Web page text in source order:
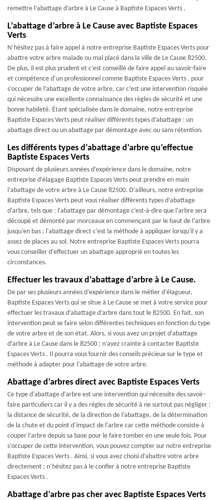
remettre l’abattage d’arbre à Le Cause à Baptiste Espaces Verts .
L’abattage d’arbre à Le Cause avec Baptiste Espaces
Verts
N’hésitez pas à faire appel à notre entreprise Baptiste Espaces Verts pour
abattre votre arbre malade ou mal placé dans la ville de Le Cause 82500.
De plus, il est plus prudent et c’est conseillé de faire appel au savoir-faire
et compétence d’un professionnel comme Baptiste Espaces Verts , pour
s’occuper de l’abattage de votre arbre, car c’est une intervention risquée
qui nécessite une excellente connaissance des règles de sécurité et une
bonne habileté. Étant spécialisée dans le domaine, notre entreprise
Baptiste Espaces Verts peut réaliser différents types d’abattage : un
abattage direct ou un abattage par démontage avec ou sans rétention.
Les différents types d’abattage d’arbre qu’effectue
Baptiste Espaces Verts
Disposant de plusieurs années d’expérience dans le domaine, notre
entreprise d’élagage Baptiste Espaces Verts peut prendre en main
l’abattage de votre arbre à Le Cause 82500. D'ailleurs, notre entreprise
Baptiste Espaces Verts peut vous réaliser différents types d’abattage
d’arbre, tels que : l'abattage par démontage c’est-à-dire que l'arbre sera
découpé et démonté par morceaux en commençant par le haut de l’arbre
jusqu’en bas ; l'abattage direct c’est la méthode à appliquer lorsqu'il y a
assez de places au sol. Notre entreprise Baptiste Espaces Verts pourra
vous conseiller d’effectuer un abattage approprié en toutes les
circonstances.
Effectuer les travaux d’abattage d’arbre à Le Cause.
De par ses plusieurs années d’expérience dans le métier d’élagueur,
Baptiste Espaces Verts qui se situe à Le Cause se met à votre service pour
effectuer les travaux d’abattage d’arbre dans tout le 82500. En fait, son
intervention peut se faire selon différentes techniques en fonction du type
de votre arbre et de son état. Alors, si vous avez un projet d’abattage
d’arbre à Le Cause dans le 82500 ; n’ayez crainte à contacter Baptiste
Espaces Verts . Il pourra vous fournir des conseils précieux sur le type et
méthode à adapter pour l’abattage de votre arbre.
Abattage d’arbres direct avec Baptiste Espaces Verts
Ce type d’abattage d’arbre est une intervention qui nécessite des savoir-
faire particuliers car il y a des règles de sécurité à ne surtout pas négliger :
la distance de sécurité, de la direction de l’abattage, de la détermination
de la chute et du point d’impact de l’arbre car cette méthode consiste à
couper l’arbre depuis sa base pour le faire tomber en une seule fois. Pour
s’occuper de cette intervention, vous pouvez compter sur notre entreprise
Baptiste Espaces Verts . Ainsi, si vous avez choisi d’abattre votre arbre
directement ; n’hésitez pas à le confier à notre entreprise Baptiste
Espaces Verts .
Abattage d’arbre pas cher avec Baptiste Espaces Verts